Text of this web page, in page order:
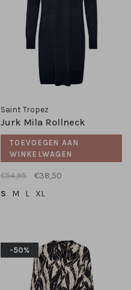
Saint Tropez
Jurk Mila Rollneck
TOEVOEGEN AAN
WINKELWAGEN
€54,95
€38,50
S
M L XL
-50%